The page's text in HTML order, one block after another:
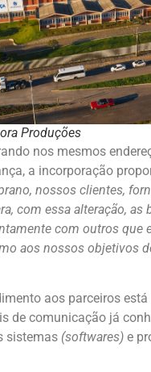
Produções
nos mesmos
a incorporação
nossos clientes,
com essa alteração,
com outros que
aos nossos objetivos
aos parceiros
de comunicação já
sistemas (softwares) e